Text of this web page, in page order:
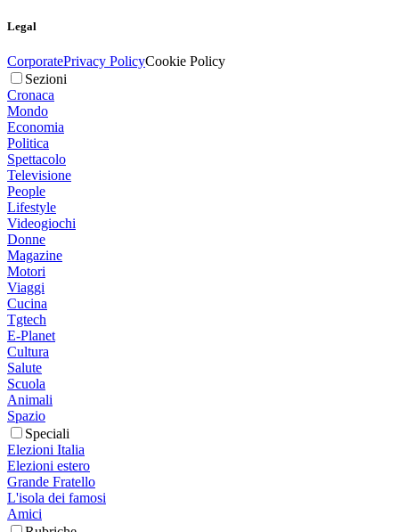
Legal
CorporatePrivacy PolicyCookie Policy
Sezioni
Cronaca
Mondo
Economia
Politica
Spettacolo
Televisione
People
Lifestyle
Videogiochi
Donne
Magazine
Motori
Viaggi
Cucina
Tgtech
E-Planet
Cultura
Salute
Scuola
Animali
Spazio
Speciali
Elezioni Italia
Elezioni estero
Grande Fratello
L'isola dei famosi
Amici